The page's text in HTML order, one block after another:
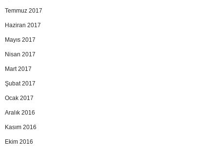
Temmuz 2017
Haziran 2017
Mayıs 2017
Nisan 2017
Mart 2017
Şubat 2017
Ocak 2017
Aralık 2016
Kasım 2016
Ekim 2016